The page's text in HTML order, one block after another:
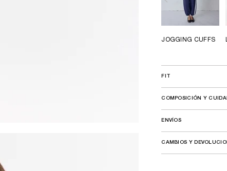
JOGGING CUFFS
FIT
COMPOSICIÓN Y
ENVÍOS
CAMBIOS Y